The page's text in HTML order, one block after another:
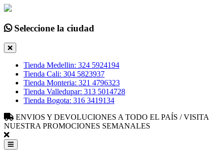
Seleccione la ciudad
Tienda Medellin: 324 5924194
Tienda Cali: 304 5823937
Tienda Monteria: 321 4796323
Tienda Valledupar: 313 5014728
Tienda Bogota: 316 3419134
ENVIOS Y DEVOLUCIONES A TODO EL PAÍS / VISITA
NUESTRA PROMOCIONES SEMANALES